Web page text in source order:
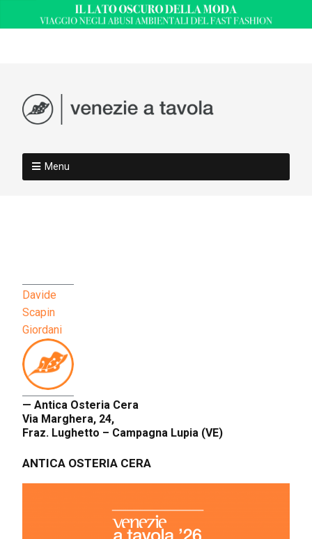
Menu
Davide
Scapin
Giordani
— Antica Osteria Cera
Via Marghera, 24,
Fraz. Lughetto – Campagna Lupia (VE)
ANTICA OSTERIA CERA